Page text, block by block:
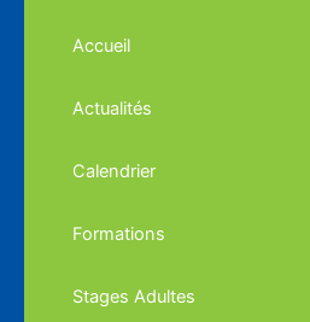
Accueil
Actualités
Calendrier
Formations
Stages Adultes